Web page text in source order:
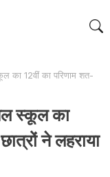
का 12वीं का परिणाम शत-
स्कूल का
ने लहराया